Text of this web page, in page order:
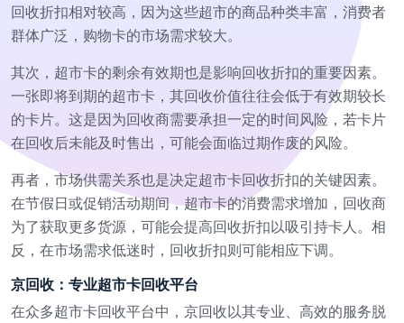
回收折扣相对较高，因为这些超市的商品种类丰富，消费者
群体广泛，购物卡的市场需求较大。
其次，超市卡的剩余有效期也是影响回收折扣的重要因素。
一张即将到期的超市卡，其回收价值往往会低于有效期较长
的卡片。这是因为回收商需要承担一定的时间风险，若卡片
在回收后未能及时售出，可能会面临过期作废的风险。
再者，市场供需关系也是决定超市卡回收折扣的关键因素。
在节假日或促销活动期间，超市卡的消费需求增加，回收商
为了获取更多货源，可能会提高回收折扣以吸引持卡人。相
反，在市场需求低迷时，回收折扣则可能相应下调。
京回收：专业超市卡回收平台
在众多超市卡回收平台中，京回收以其专业、高效的服务脱